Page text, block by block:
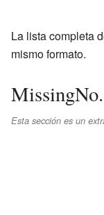
La lista completa
mismo formato.
MissingNo.
Esta sección es un